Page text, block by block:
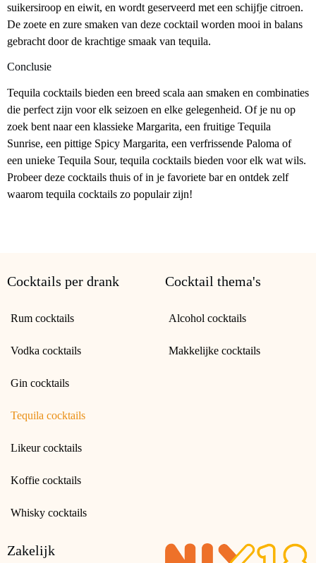
suikersiroop en eiwit, en wordt geserveerd met een schijfje citroen.
De zoete en zure smaken van deze cocktail worden mooi in balans
gebracht door de krachtige smaak van tequila.
Conclusie
Tequila cocktails bieden een breed scala aan smaken en combinaties
die perfect zijn voor elk seizoen en elke gelegenheid. Of je nu op
zoek bent naar een klassieke Margarita, een fruitige Tequila
Sunrise, een pittige Spicy Margarita, een verfrissende Paloma of
een unieke Tequila Sour, tequila cocktails bieden voor elk wat wils.
Probeer deze cocktails thuis of in je favoriete bar en ontdek zelf
waarom tequila cocktails zo populair zijn!
Cocktails per drank
Rum cocktails
Vodka cocktails
Gin cocktails
Tequila cocktails
Likeur cocktails
Koffie cocktails
Whisky cocktails
Cocktail thema's
Alcohol cocktails
Makkelijke cocktails
Zakelijk